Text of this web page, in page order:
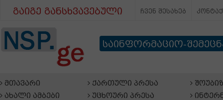
გაიგე განსხვავებული ჩვენ შესახებ
საინფორმაციო-
მთავარი
ახალი ამბები
ქართული პრესა
უცხოური პრესა